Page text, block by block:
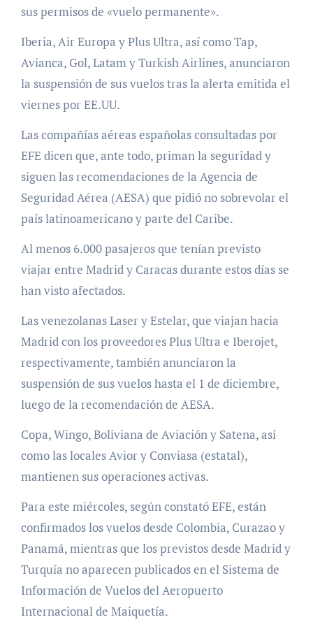
sus permisos de «vuelo permanente».
Iberia, Air Europa y Plus Ultra, así como Tap,
Avianca, Gol, Latam y Turkish Airlines, anunciaron
la suspensión de sus vuelos tras la alerta emitida el
viernes por EE.UU.
Las compañías aéreas españolas consultadas por
EFE dicen que, ante todo, priman la seguridad y
siguen las recomendaciones de la Agencia de
Seguridad Aérea (AESA) que pidió no sobrevolar el
país latinoamericano y parte del Caribe.
Al menos 6.000 pasajeros que tenían previsto
viajar entre Madrid y Caracas durante estos días se
han visto afectados.
Las venezolanas Laser y Estelar, que viajan hacia
Madrid con los proveedores Plus Ultra e Iberojet,
respectivamente, también anunciaron la
suspensión de sus vuelos hasta el 1 de diciembre,
luego de la recomendación de AESA.
Copa, Wingo, Boliviana de Aviación y Satena, así
como las locales Avior y Conviasa (estatal),
mantienen sus operaciones activas.
Para este miércoles, según constató EFE, están
confirmados los vuelos desde Colombia, Curazao y
Panamá, mientras que los previstos desde Madrid y
Turquía no aparecen publicados en el Sistema de
Información de Vuelos del Aeropuerto
Internacional de Maiquetía.